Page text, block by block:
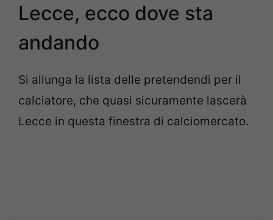
Lecce, ecco dove sta
andando
Si allunga la lista delle pretendendi per il
calciatore, che quasi sicuramente lascerà
Lecce in questa finestra di calciomercato.